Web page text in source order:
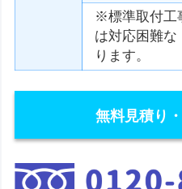
※標準取付工
は対応困難な
ります。
無料見積り